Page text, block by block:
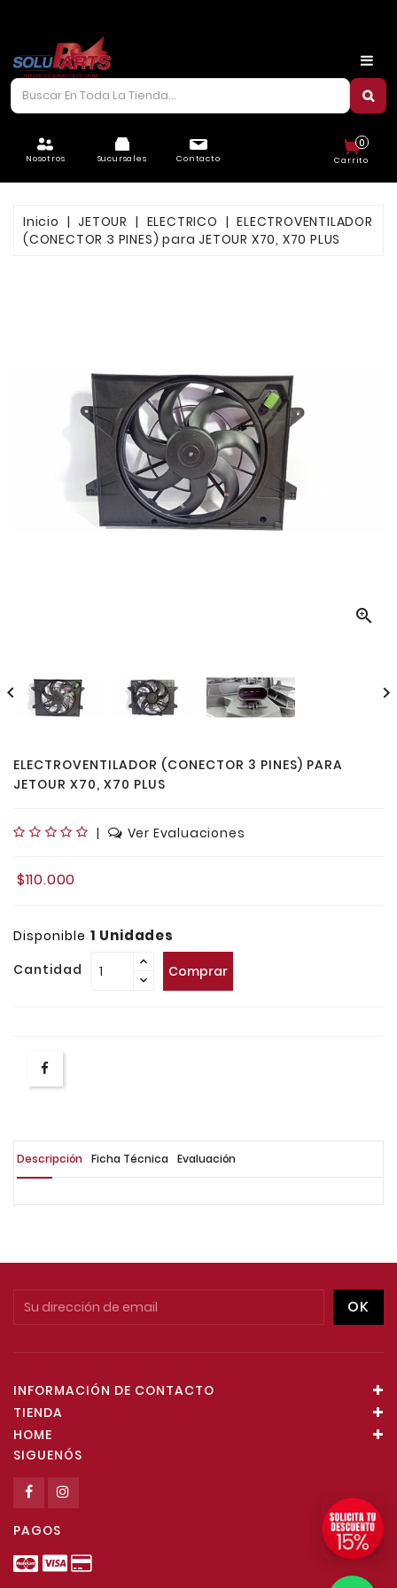
Nosotros Sucursales Contacto Carrito
0
CARROCERÍA
ELÉCTRICO
FRENOS
SUSPENSIÓN
Inicio JETOUR ELECTRICO
ELECTROVENTILADOR
(CONECTOR 3 PINES) para JETOUR X70, X70 PLUS

 
ELECTROVENTILADOR (CONECTOR 3 PINES) PARA
JETOUR X70, X70 PLUS
| Ver Evaluaciones
$110.000
Disponible 1 Unidades
Cantidad Comprar
Descripción Ficha Técnica Evaluación
INFORMACIÓN DE CONTACTO
TIENDA
HOME
SIGUENÓS
PAGOS